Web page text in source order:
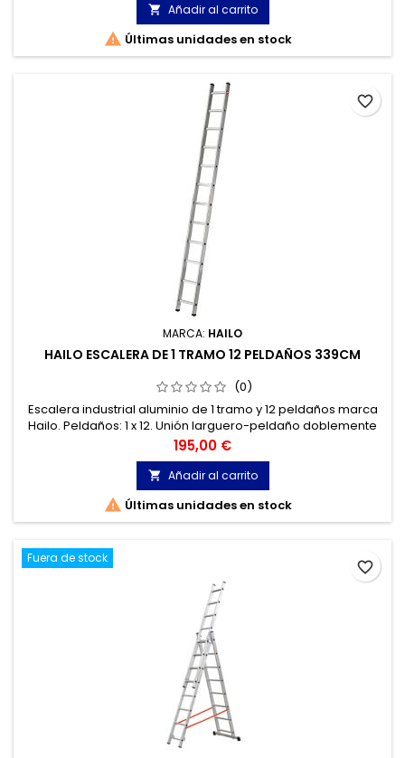
 Añadir al carrito
 Últimas unidades en stock
MARCA: HAILO
HAILO ESCALERA DE 1 TRAMO 12 PELDAÑOS 339CM
(0)
Escalera industrial aluminio de 1 tramo y 12 peldaños marca
Hailo. Peldaños: 1 x 12. Unión larguero-peldaño doblemente
reforzada, muy estable Peldaños con perfil longitudinal y
transversal Pies de sujeción apoyados en gran superficie.
Precio
195,00 €
 Añadir al carrito
 Últimas unidades en stock
favorite_border
Fuera de stock
favorite_border